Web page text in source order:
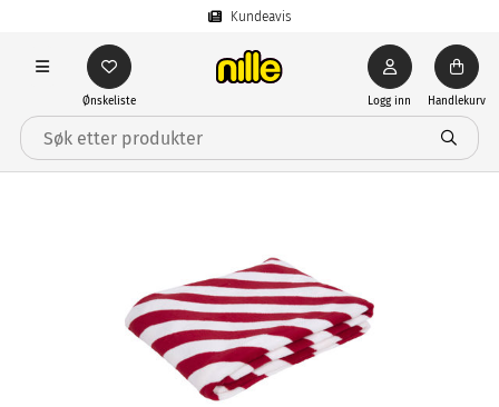
Kundeavis
Ønskeliste Logg inn Handlekurv